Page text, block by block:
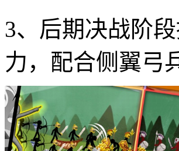
3、后期决战阶
力，配合侧翼弓